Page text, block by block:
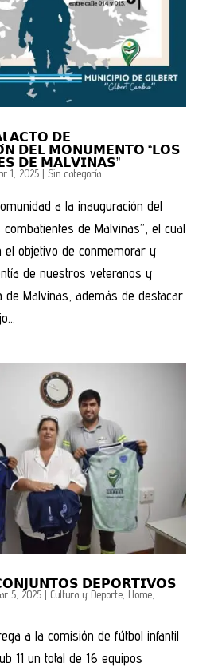
𝗔𝗖𝗧𝗢 𝗗𝗘
𝗗𝗘𝗟 𝗠𝗢𝗡𝗨𝗠𝗘𝗡𝗧𝗢 “𝗟𝗢𝗦
𝗗𝗘 𝗠𝗔𝗟𝗩𝗜𝗡𝗔𝗦”
1, 2025| Sin categoría
a la inauguración del
de Malvinas”, el cual
el objetivo de conmemorar y
de nuestros veteranos y
de Malvinas, además de destacar
𝗗𝗘𝗣𝗢𝗥𝗧𝗜𝗩𝗢𝗦
5, 2025| Cultura y Deporte, Home,
a la comisión de fútbol infantil
11 un total de 16 equipos